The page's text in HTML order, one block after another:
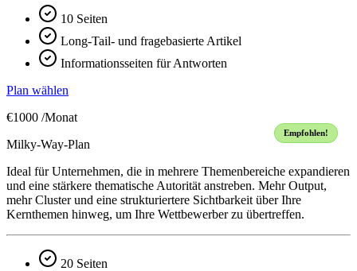
10 Seiten
Long-Tail- und fragebasierte Artikel
Informationsseiten für Antworten
Plan wählen
Empfohlen!
€1000 /Monat
Milky-Way-Plan
Ideal für Unternehmen, die in mehrere Themenbereiche expandieren
und eine stärkere thematische Autorität anstreben. Mehr Output,
mehr Cluster und eine strukturiertere Sichtbarkeit über Ihre
Kernthemen hinweg, um Ihre Wettbewerber zu übertreffen.
20 Seiten